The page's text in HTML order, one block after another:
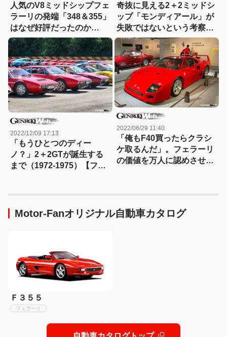
人気のV8ミッドシップフェ
ラーリの発端「348＆355」
はなぜ好評だったのか
（1989-1997）【フェラー
リ名鑑：20】
奇抜に見える2＋2ミッドシ
ップ「モンディアール」が
失敗ではないという考察
（1980-1989）【フェラー
リ名鑑：16】
2022/12/09 17:13
「もうひとつのディー
ノ？」2＋2GTが誕生する
まで（1972-1975）【フェ
2022/06/29 11:40
「俺もF40買ったらクラシ
ケ取るんだ」。フェラーリ
の価値を万人に認めさせる
Motor-Fanオリジナル自動車カタログ
Ｆ３５５
フェラーリ